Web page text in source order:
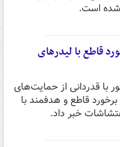
است.
قاطع با لیدرهای
با قدردانی از حمایت‌های
قاطع و هدفمند با
خبر داد.